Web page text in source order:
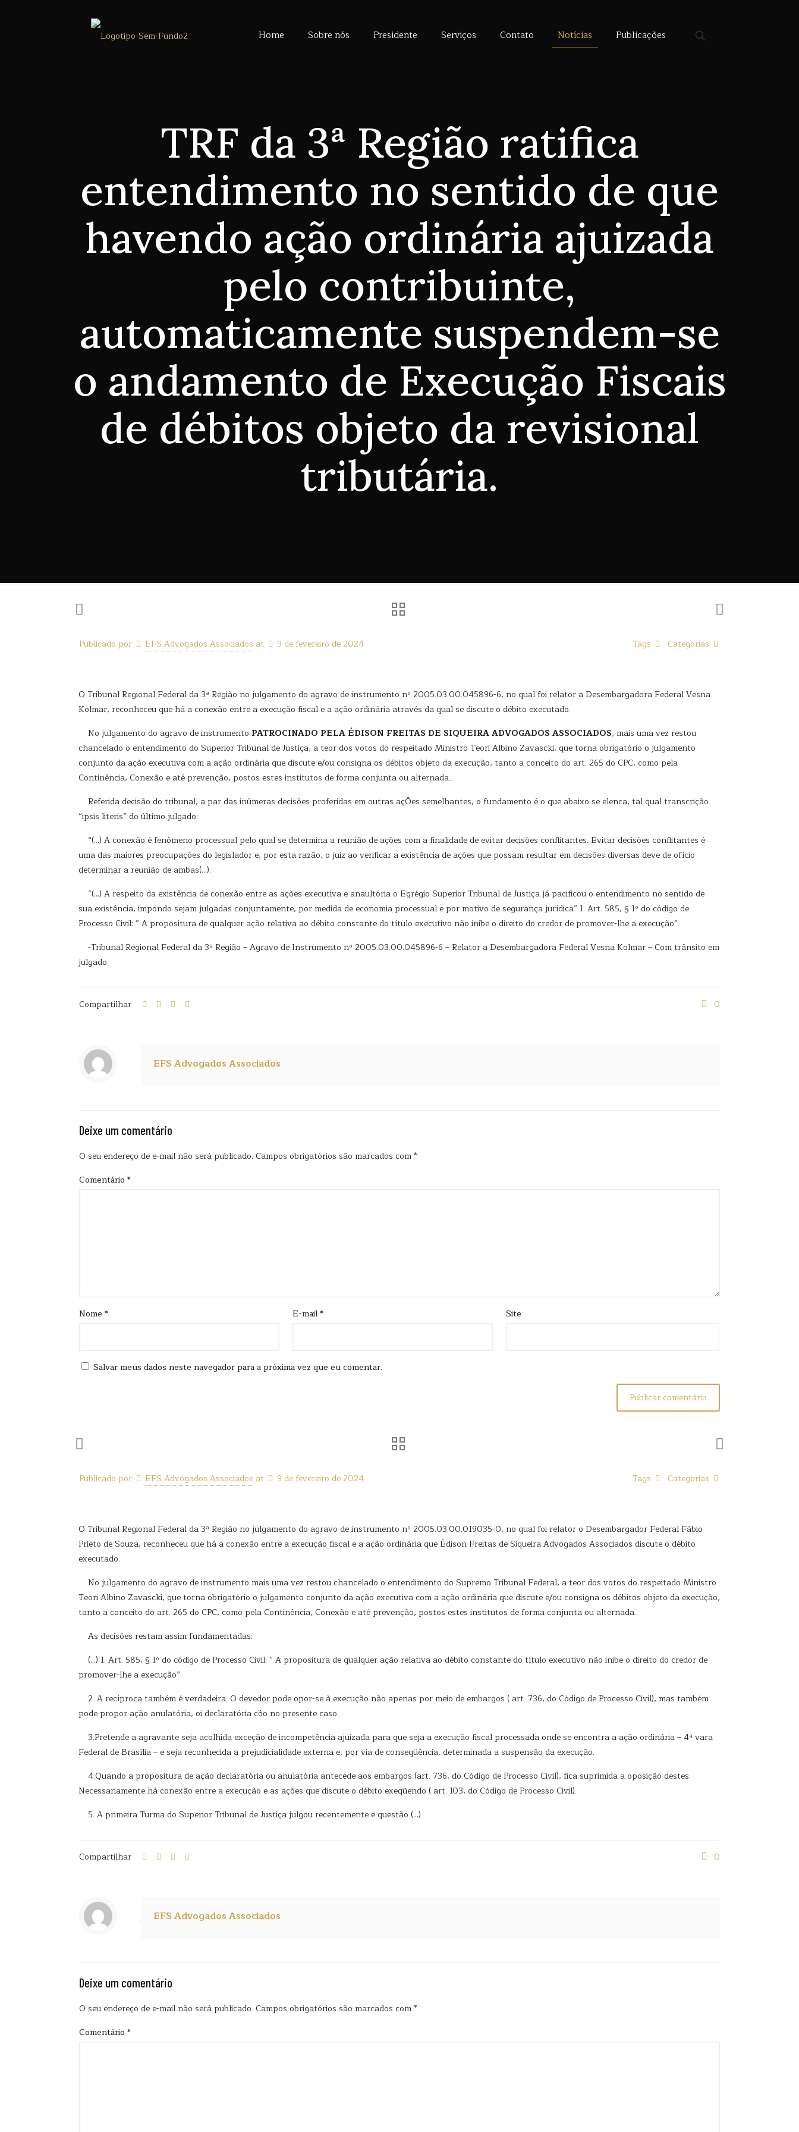
Home Sobre nós Presidente Serviços Contato Notícias Publicações
TRF da 3ª Região ratifica
entendimento no sentido de que
havendo ação ordinária ajuizada
pelo contribuinte,
automaticamente suspendem-se
o andamento de Execução Fiscais
de débitos objeto da revisional
tributária.
Publicado por EFS Advogados Associados at 9 de fevereiro de 2024 Categorias
Tags
O Tribunal Regional Federal da 3ª Região no julgamento do agravo de instrumento nº 2005.03.00.045896-6, no qual foi relator a Desembargadora Federal Vesna
Kolmar, reconheceu que há a conexão entre a execução fiscal e a ação ordinária através da qual se discute o débito executado.
No julgamento do agravo de instrumento PATROCINADO PELA ÉDISON FREITAS DE SIQUEIRA ADVOGADOS ASSOCIADOS, mais uma vez restou
chancelado o entendimento do Superior Tribunal de Justiça, a teor dos votos do respeitado Ministro Teori Albino Zavascki, que torna obrigatório o julgamento
conjunto da ação executiva com a ação ordinária que discute e/ou consigna os débitos objeto da execução, tanto a conceito do art. 265 do CPC, como pela
Continência, Conexão e até prevenção, postos estes institutos de forma conjunta ou alternada..
Referida decisão do tribunal, a par das inúmeras decisões proferidas em outras açÕes semelhantes, o fundamento é o que abaixo se elenca, tal qual transcrição
“ipsis literis” do último julgado:
“(…) A conexão é fenômeno processual pelo qual se determina a reunião de ações com a finalidade de evitar decisões conflitantes. Evitar decisões conflitantes é
uma das maiores preocupações do legislador e, por esta razão, o juiz ao verificar a existência de ações que possam resultar em decisões diversas deve de ofício
determinar a reunião de ambas(…).
“(…) A respeito da existência de conexão entre as ações executiva e anaultória o Egrégio Superior Tribunal de Justiça já pacificou o entendimento no sentido de
sua existência, impondo sejam julgadas conjuntamente, por medida de economia processual e por motivo de segurança jurídica” 1. Art. 585, § 1º do código de
Processo Civil: ” A propositura de qualquer ação relativa ao débito constante do título executivo não inibe o direito do credor de promover-lhe a execução”.
-Tribunal Regional Federal da 3ª Região – Agravo de Instrumento nº 2005.03.00.045896-6 – Relator a Desembargadora Federal Vesna Kolmar – Com trânsito em
julgado
Compartilhar 0
EFS Advogados Associados
Deixe um comentário
O seu endereço de e-mail não será publicado. Campos obrigatórios são marcados com*
Comentário *
Nome * E-mail* Site
Salvar meus dados neste navegador para a próxima vez que eu comentar.
Publicado por EFS Advogados Associados at 9 de fevereiro de 2024 Categorias
Tags
O Tribunal Regional Federal da 3ª Região no julgamento do agravo de instrumento nº 2005.03.00.019035-0, no qual foi relator o Desembargador Federal Fábio
Prieto de Souza, reconheceu que há a conexão entre a execução fiscal e a ação ordinária que Édison Freitas de Siqueira Advogados Associados discute o débito
executado.
No julgamento do agravo de instrumento mais uma vez restou chancelado o entendimento do Supremo Tribunal Federal, a teor dos votos do respeitado Ministro
Teori Albino Zavascki, que torna obrigatório o julgamento conjunto da ação executiva com a ação ordinária que discute e/ou consigna os débitos objeto da execução,
tanto a conceito do art. 265 do CPC, como pela Continência, Conexão e até prevenção, postos estes institutos de forma conjunta ou alternada..
As decisões restam assim fundamentadas:
(…) 1. Art. 585, § 1º do código de Processo Civil: ” A propositura de qualquer ação relativa ao débito constante do título executivo não inibe o direito do credor de
promover-lhe a execução”.
2. A recíproca também é verdadeira. O devedor pode opor-se à execução não apenas por meio de embargos ( art. 736, do Código de Processo Civil), mas também
pode propor ação anulatória, oi declaratória côo no presente caso.
3.Pretende a agravante seja acolhida exceção de incompetência ajuizada para que seja a execução fiscal processada onde se encontra a ação ordinária – 4ª vara
Federal de Brasília – e seja reconhecida a prejudicialidade externa e, por via de conseqüência, determinada a suspensão da execução.
4.Quando a propositura de ação declaratória ou anulatória antecede aos embargos (art. 736, do Código de Processo Civil), fica suprimida a oposição destes.
Necessariamente há conexão entre a execução e as ações que discute o débito exeqüendo ( art. 103, do Código de Processo Civil).
5. A primeira Turma do Superior Tribunal de Justiça julgou recentemente e questão (…)
Compartilhar 0
EFS Advogados Associados
Deixe um comentário
O seu endereço de e-mail não será publicado. Campos obrigatórios são marcados com*
Comentário *